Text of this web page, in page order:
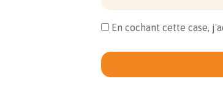
En cochant cette case,